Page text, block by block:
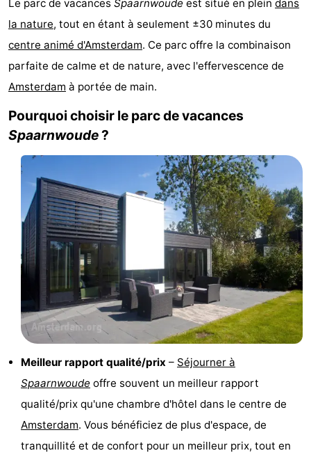
d'hôtes
Chaumières
-
Het
Amsterdamse
Bos
-
Spaarnwoude
Hôtels
Last
minutes
Musées
Attractions
Choses
faire
Lieux
d'intérêt
Musées
Monuments
-
Églises
Points
Attractions
Le parc de vacances Spaarnwoude est situé en plein dans
la nature, tout en étant à seulement ±30 minutes du
centre animé d'Amsterdam. Ce parc offre la combinaison
parfaite de calme et de nature, avec l'effervescence de
Amsterdam à portée de main.
Pourquoi choisir le parc de vacances
Spaarnwoude?
Meilleur rapport qualité/prix – Séjourner à
Spaarnwoude offre souvent un meilleur rapport
qualité/prix qu'une chambre d'hôtel dans le centre de
Amsterdam. Vous bénéficiez de plus d'espace, de
tranquillité et de confort pour un meilleur prix, tout en